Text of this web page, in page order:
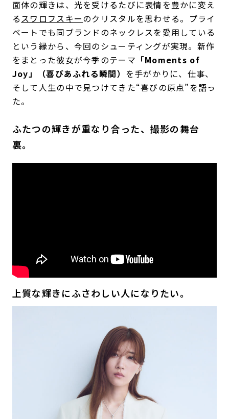
面体の輝きは、光を受けるたびに表情を豊かに変え
るスワロフスキーのクリスタルを思わせる。プライ
ベートでも同ブランドのネックレスを愛用している
という縁から、今回のシューティングが実現。新作
をまとった彼女が今季のテーマ 「Moments of
Joy」（喜びあふれる瞬間） を手がかりに、仕事、
そして人生の中で見つけてきた“喜びの原点”を語っ
た。
ふたつの輝きが重なり合った、撮影の舞台
裏。
上質な輝きにふさわしい人になりたい。